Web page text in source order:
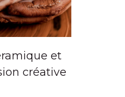
et
créative